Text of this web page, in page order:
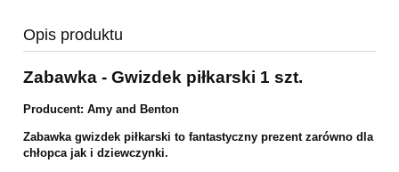
Opis produktu
Zabawka - Gwizdek piłkarski 1 szt.
Producent: Amy and Benton
Zabawka gwizdek piłkarski to fantastyczny prezent zarówno dla
chłopca jak i dziewczynki.